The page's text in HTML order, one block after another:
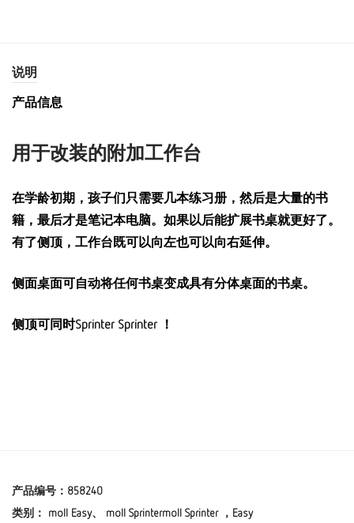
说明
产品信息
用于改装的附加工作台
在学龄初期，孩子们只需要几本练习册，然后是大量的书
籍，最后才是笔记本电脑。如果以后能扩展书桌就更好了。
有了侧顶，工作台既可以向左也可以向右延伸。
侧面桌面可自动将任何书桌变成具有分体桌面的书桌。
侧顶可同时Sprinter Sprinter ！
产品编号： 858240
类别： moll Easy、 moll Sprintermoll Sprinter ， Easy